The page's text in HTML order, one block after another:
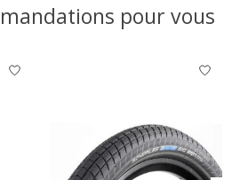
pour vous
produits